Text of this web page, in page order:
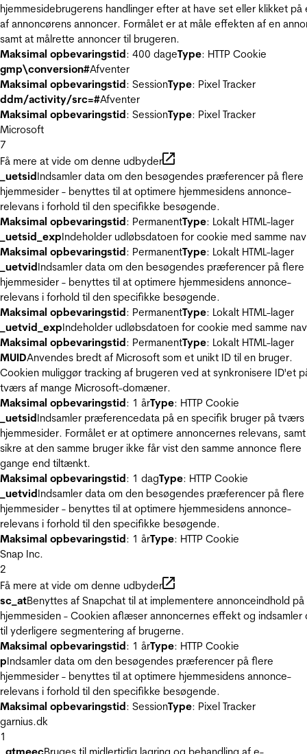
hjemmesidebrugerens handlinger efter at have set eller klikket på
af annoncørens annoncer. Formålet er at måle effekten af en
samt at målrette annoncer til brugeren.
Maksimal opbevaringstid: 400 dageType: HTTP Cookie
gmp\conversion#Afventer
Maksimal opbevaringstid: SessionType: Pixel Tracker
ddm/activity/src=#Afventer
Maksimal opbevaringstid: SessionType: Pixel Tracker
Microsoft
7
Få mere at vide om denne udbyder
_uetsidIndsamler data om den besøgendes præferencer på flere
hjemmesider - benyttes til at optimere hjemmesidens annonce-
relevans i forhold til den specifikke besøgende.
Maksimal opbevaringstid: PermanentType: Lokalt HTML-lager
_uetsid_expIndeholder udløbsdatoen for cookie med samme
Maksimal opbevaringstid: PermanentType: Lokalt HTML-lager
_uetvidIndsamler data om den besøgendes præferencer på flere
hjemmesider - benyttes til at optimere hjemmesidens annonce-
relevans i forhold til den specifikke besøgende.
Maksimal opbevaringstid: PermanentType: Lokalt HTML-lager
_uetvid_expIndeholder udløbsdatoen for cookie med samme
Maksimal opbevaringstid: PermanentType: Lokalt HTML-lager
MUIDAnvendes bredt af Microsoft som et unikt ID til en bruger.
Cookien muliggør tracking af brugeren ved at synkronisere ID'et
tværs af mange Microsoft-domæner.
Maksimal opbevaringstid: 1 årType: HTTP Cookie
_uetsidIndsamler præferencedata på en specifik bruger på tværs
hjemmesider. Formålet er at optimere annoncernes relevans, samt
sikre at den samme bruger ikke får vist den samme annonce flere
gange end tiltænkt.
Maksimal opbevaringstid: 1 dagType: HTTP Cookie
_uetvidIndsamler data om den besøgendes præferencer på flere
hjemmesider - benyttes til at optimere hjemmesidens annonce-
relevans i forhold til den specifikke besøgende.
Maksimal opbevaringstid: 1 årType: HTTP Cookie
Snap Inc.
2
Få mere at vide om denne udbyder
sc_atBenyttes af Snapchat til at implementere annonceindhold på
hjemmesiden - Cookien aflæser annoncernes effekt og indsamler
til yderligere segmentering af brugerne.
Maksimal opbevaringstid: 1 årType: HTTP Cookie
pIndsamler data om den besøgendes præferencer på flere
hjemmesider - benyttes til at optimere hjemmesidens annonce-
relevans i forhold til den specifikke besøgende.
Maksimal opbevaringstid: SessionType: Pixel Tracker
garnius.dk
1